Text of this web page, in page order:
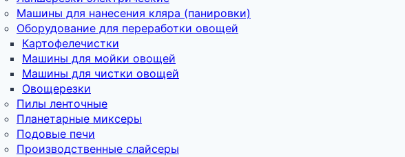
Машины для нанесения кляра (панировки)
Оборудование для переработки овощей
Картофелечистки
Машины для мойки овощей
Машины для чистки овощей
Овощерезки
Пилы ленточные
Планетарные миксеры
Подовые печи
Производственные слайсеры